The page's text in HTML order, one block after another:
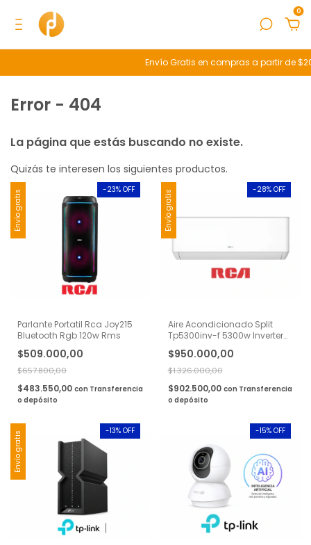
0
Envío Gratis en compras a partir de
Error - 404
La página que estás buscando no existe.
Quizás te interesen los siguientes productos.
Envío gratis
Parlante Portatil Rca Joy215
Bluetooth Rgb 120w Rms
$509.000,00
-23% OFF
$657.800,00
$483.550,00 con Transferencia
o depósito
Envío gratis
Aire Acondicionado Split
Tp5300inv-f 5300w Inverter
$950.000,00
-28% OFF
$1.326.000,00
$902.500,00 con Transferencia
o depósito
Envío gratis -13% OFF -15% OFF